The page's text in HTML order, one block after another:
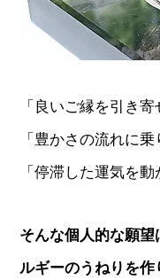
「良いご縁を引き寄
「豊かさの流れに乗
「停滞した運気を動
そんな個人的な願
ルギーのうねりを